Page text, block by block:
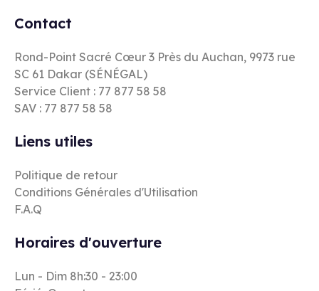
Contact
Rond-Point Sacré Cœur 3 Près du Auchan, 9973 rue
SC 61 Dakar (SÉNÉGAL)
Service Client : 77 877 58 58
SAV : 77 877 58 58
Liens utiles
Politique de retour
Conditions Générales d'Utilisation
F.A.Q
Horaires d'ouverture
Lun - Dim 8h:30 - 23:00